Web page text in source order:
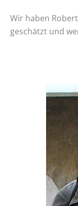
Wir haben
geschätzt und